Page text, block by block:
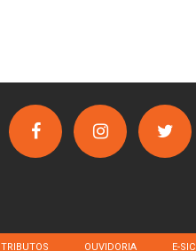
TRIBUTOS OUVIDORIA E-SIC